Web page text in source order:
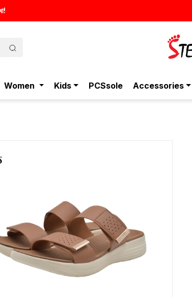
Women Kids PCSsole Accessories